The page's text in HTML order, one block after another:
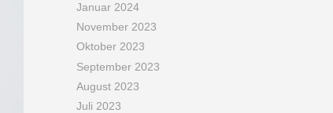
Januar 2024
November 2023
Oktober 2023
September 2023
August 2023
Juli 2023